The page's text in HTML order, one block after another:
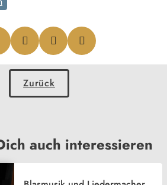
Zurück
auch interessieren